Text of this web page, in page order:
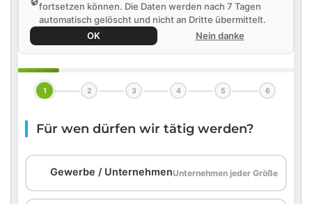
fortsetzen können. Die Daten werden nach 7 Tagen
automatisch gelöscht und nicht an Dritte übermittelt.
OK
Nein danke
1 2 3 4 5 6
Für wen dürfen wir tätig werden?
Gewerbe / UnternehmenUnternehmen jeder Größe